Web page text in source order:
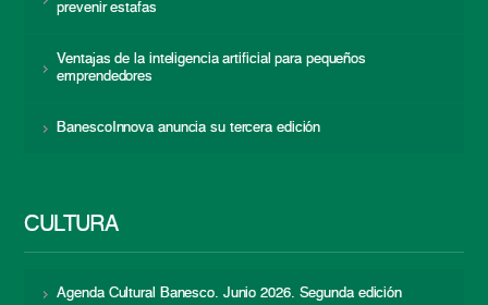
prevenir estafas
Ventajas de la inteligencia artificial para pequeños
emprendedores
BanescoInnova anuncia su tercera edición
CULTURA
Agenda Cultural Banesco. Junio 2026. Segunda edición